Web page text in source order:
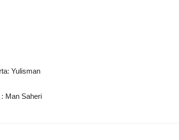
Yulisman
: Man Saheri